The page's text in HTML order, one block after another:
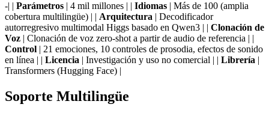
-| | Parámetros | 4 mil millones | | Idiomas | Más de 100 (amplia
cobertura multilingüe) | | Arquitectura | Decodificador
autorregresivo multimodal Higgs basado en Qwen3 | | Clonación de
Voz | Clonación de voz zero-shot a partir de audio de referencia | |
Control | 21 emociones, 10 controles de prosodia, efectos de sonido
en línea | | Licencia | Investigación y uso no comercial | | Librería |
Transformers (Hugging Face) |
Soporte Multilingüe